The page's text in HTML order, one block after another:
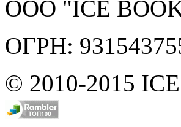
ООО "ICE
ОГРН:
© 2010-2015